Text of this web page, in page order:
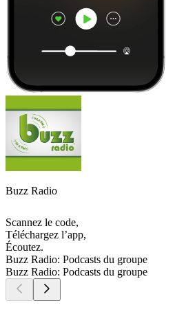
Buzz Radio
Scannez le code,
Téléchargez l’app,
Écoutez.
Buzz Radio: Podcasts du groupe
Buzz Radio: Podcasts du groupe